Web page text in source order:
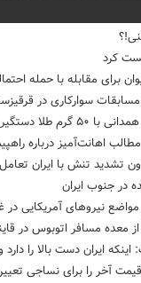
کرد
برای مقابله با حمله
سوارکاری در
اهانت‌آمیز درباره
تشدید تنش با ایران
در جنوب ایران
مواضع نیروهای آمریکایی در
ایران دست بالا را
آخر را برای نساجی